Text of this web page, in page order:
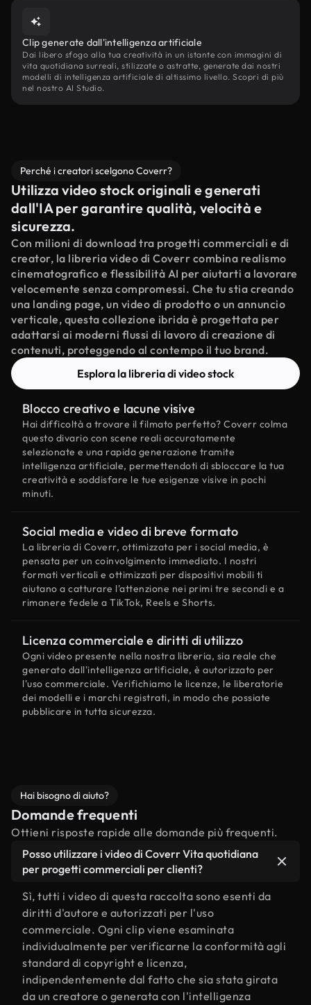
Clip generate dall'intelligenza artificiale
Dai libero sfogo alla tua creatività in un istante con immagini di
vita quotidiana surreali, stilizzate o astratte, generate dai nostri
modelli di intelligenza artificiale di altissimo livello. Scopri di più
nel nostro AI Studio.
Perché i creatori scelgono Coverr?
Utilizza video stock originali e generati
dall'IA per garantire qualità, velocità e
sicurezza.
Con milioni di download tra progetti commerciali e di
creator, la libreria video di Coverr combina realismo
cinematografico e flessibilità AI per aiutarti a lavorare
velocemente senza compromessi. Che tu stia creando
una landing page, un video di prodotto o un annuncio
verticale, questa collezione ibrida è progettata per
adattarsi ai moderni flussi di lavoro di creazione di
contenuti, proteggendo al contempo il tuo brand.
Esplora la libreria di video stock
Blocco creativo e lacune visive
Hai difficoltà a trovare il filmato perfetto? Coverr colma
questo divario con scene reali accuratamente
selezionate e una rapida generazione tramite
intelligenza artificiale, permettendoti di sbloccare la tua
creatività e soddisfare le tue esigenze visive in pochi
minuti.
Social media e video di breve formato
La libreria di Coverr, ottimizzata per i social media, è
pensata per un coinvolgimento immediato. I nostri
formati verticali e ottimizzati per dispositivi mobili ti
aiutano a catturare l'attenzione nei primi tre secondi e a
rimanere fedele a TikTok, Reels e Shorts.
Licenza commerciale e diritti di utilizzo
Ogni video presente nella nostra libreria, sia reale che
generato dall'intelligenza artificiale, è autorizzato per
l'uso commerciale. Verifichiamo le licenze, le liberatorie
dei modelli e i marchi registrati, in modo che possiate
pubblicare in tutta sicurezza.
Hai bisogno di aiuto?
Domande frequenti
Ottieni risposte rapide alle domande più frequenti.
Posso utilizzare i video di Coverr Vita quotidiana
per progetti commerciali per clienti?
Sì, tutti i video di questa raccolta sono esenti da
diritti d'autore e autorizzati per l'uso
commerciale. Ogni clip viene esaminata
individualmente per verificarne la conformità agli
standard di copyright e licenza,
indipendentemente dal fatto che sia stata girata
da un creatore o generata con l'intelligenza